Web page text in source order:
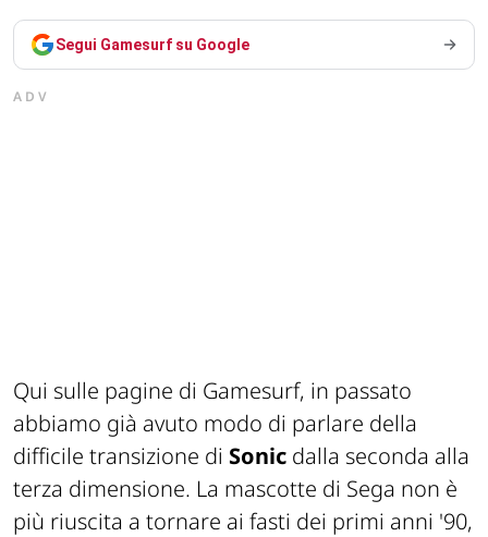
Segui Gamesurf su Google
ADV
Qui sulle pagine di Gamesurf, in passato
abbiamo già avuto modo di parlare della
difficile transizione di Sonic dalla seconda alla
terza dimensione. La mascotte di Sega non è
più riuscita a tornare ai fasti dei primi anni '90,